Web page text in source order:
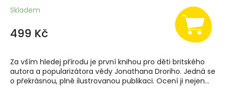
Skladem
499 Kč
Za vším hledej přírodu je první knihou pro děti britského
autora a popularizátora vědy Jonathana Droriho. Jedná se
o překrásnou, plně ilustrovanou publikaci. Ocení ji nejen...